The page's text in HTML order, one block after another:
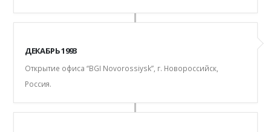
ДЕКАБРЬ 1993
Открытие офиса “BGI Novorossiysk”, г. Новороссийск,
Россия.